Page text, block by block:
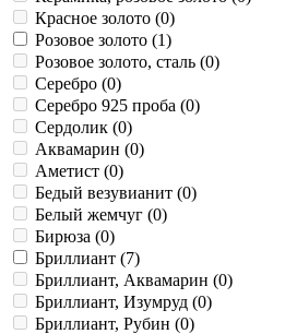
Красное золото (0)
Розовое золото (1)
Розовое золото, сталь (0)
Серебро (0)
Серебро 925 проба (0)
Cердолик (0)
Аквамарин (0)
Аметист (0)
Бедый везувианит (0)
Белый жемчуг (0)
Бирюза (0)
Бриллиант (7)
Бриллиант, Аквамарин (0)
Бриллиант, Изумруд (0)
Бриллиант, Рубин (0)